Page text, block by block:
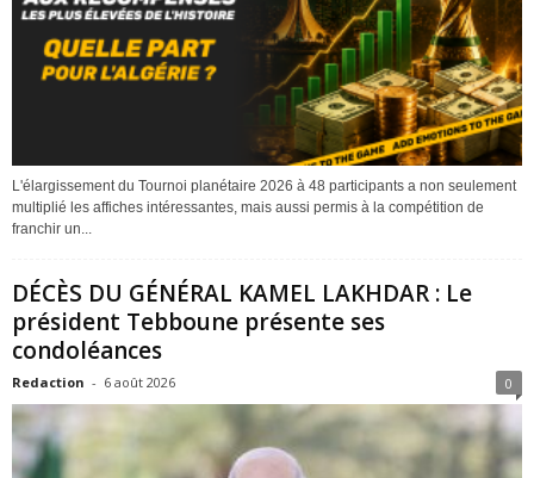
L'élargissement du Tournoi planétaire 2026 à 48 participants a non seulement
multiplié les affiches intéressantes, mais aussi permis à la compétition de
franchir un...
DÉCÈS DU GÉNÉRAL KAMEL LAKHDAR : Le
président Tebboune présente ses
condoléances
Redaction - 6 août 2026 0